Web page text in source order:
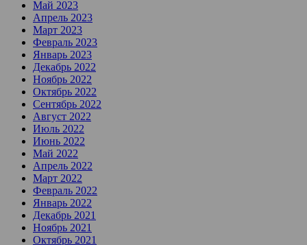
Май 2023
Апрель 2023
Март 2023
Февраль 2023
Январь 2023
Декабрь 2022
Ноябрь 2022
Октябрь 2022
Сентябрь 2022
Август 2022
Июль 2022
Июнь 2022
Май 2022
Апрель 2022
Март 2022
Февраль 2022
Январь 2022
Декабрь 2021
Ноябрь 2021
Октябрь 2021